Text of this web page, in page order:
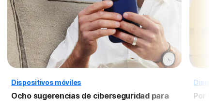
Dispositivos móviles
Ocho sugerencias de ciberseguridad para
Por